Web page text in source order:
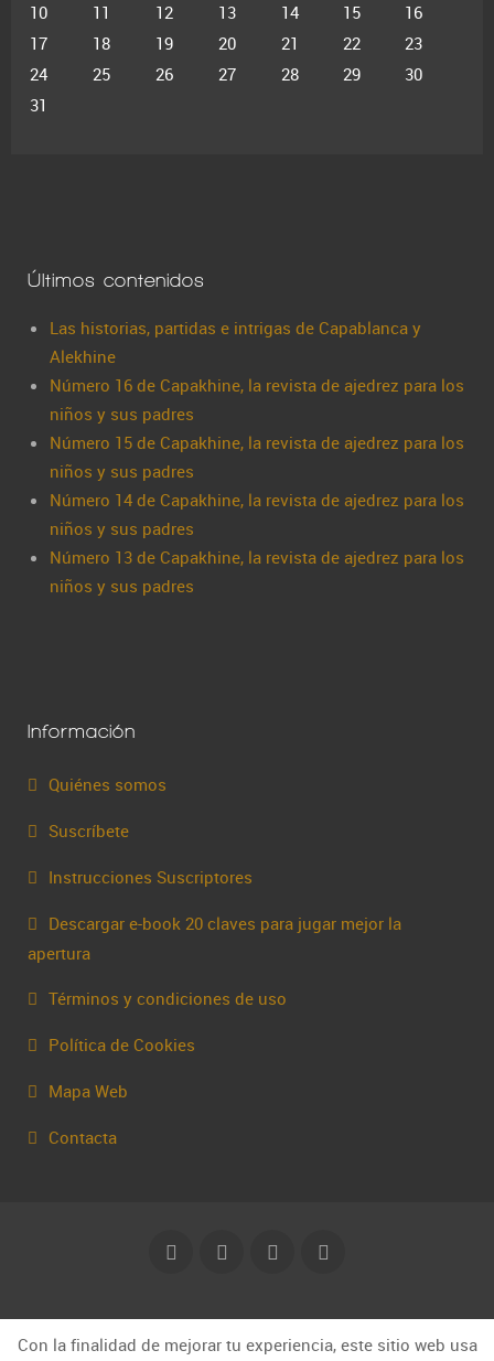
10
11 12 13 14 15
16
17
18 19 20 21 22
23
24
25 26 27 28 29
30
31
Últimos contenidos
Las historias, partidas e intrigas de Capablanca y
Alekhine
Número 16 de Capakhine, la revista de ajedrez para los
niños y sus padres
Número 15 de Capakhine, la revista de ajedrez para los
niños y sus padres
Número 14 de Capakhine, la revista de ajedrez para los
niños y sus padres
Número 13 de Capakhine, la revista de ajedrez para los
niños y sus padres
Información
Quiénes somos
Suscríbete
Instrucciones Suscriptores
Descargar e-book 20 claves para jugar mejor la
apertura
Términos y condiciones de uso
Política de Cookies
Mapa Web
Contacta
© Capakhine 2025 | capakhine@gmail.com
Con la finalidad de mejorar tu experiencia, este sitio web usa